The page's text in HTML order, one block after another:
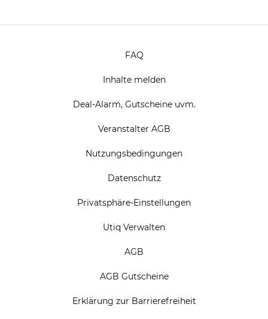
FAQ
Inhalte melden
Deal-Alarm, Gutscheine uvm.
Veranstalter AGB
Nutzungsbedingungen
Datenschutz
Privatsphäre-Einstellungen
Utiq Verwalten
AGB
AGB Gutscheine
Erklärung zur Barrierefreiheit